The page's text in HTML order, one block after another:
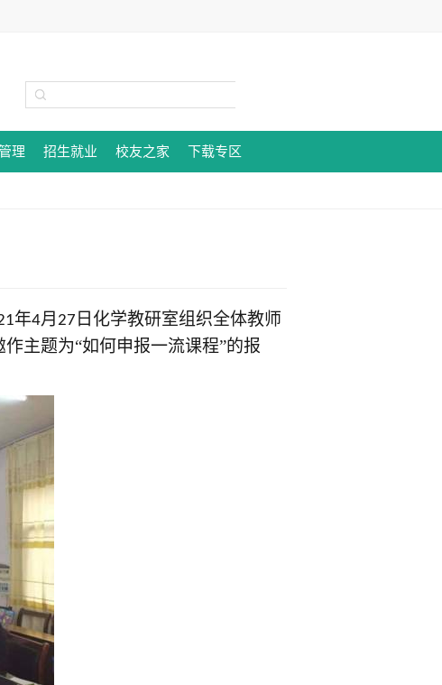
理 招生就业 校友之家 下载专区
年4月 27 日化学教研室组织全体教师
作主题为“如何申报一流课程”的报